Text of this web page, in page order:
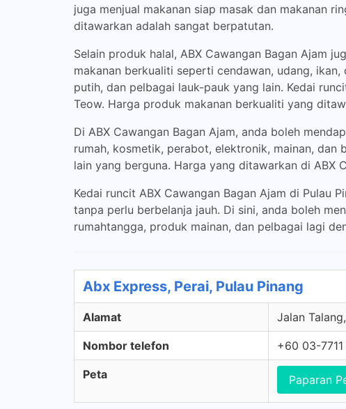
juga menjual makanan siap masak dan makanan
ditawarkan adalah sangat berpatutan.
Selain produk halal, ABX Cawangan Bagan Ajam
makanan berkualiti seperti cendawan, udang,
putih, dan pelbagai lauk-pauk yang lain. Kedai
Teow. Harga produk makanan berkualiti yang
Di ABX Cawangan Bagan Ajam, anda boleh
rumah, kosmetik, perabot, elektronik, mainan, dan
lain yang berguna. Harga yang ditawarkan di ABX
Kedai runcit ABX Cawangan Bagan Ajam di Pulau
tanpa perlu berbelanja jauh. Di sini, anda boleh
rumahtangga, produk mainan, dan pelbagai lagi
Abx Express, Perai, Pulau Pinang
Alamat Jalan
Nombor telefon +60 03-
Peta Paparan